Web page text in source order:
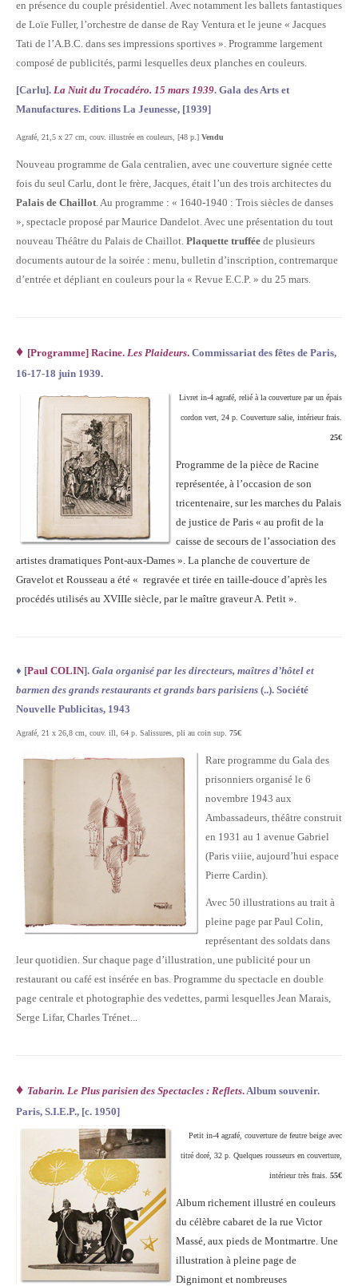
en présence du couple présidentiel. Avec notamment les ballets fantastiques
de Loïe Fuller, l’orchestre de danse de Ray Ventura et le jeune « Jacques
Tati de l’A.B.C. dans ses impressions sportives ». Programme largement
composé de publicités, parmi lesquelles deux planches en couleurs.
[Carlu]. La Nuit du Trocadéro. 15 mars 1939. Gala des Arts et
Manufactures. Editions La Jeunesse, [1939]
Agrafé, 21,5 x 27 cm, couv. illustrée en couleurs, [48 p.] Vendu
Nouveau programme de Gala centralien, avec une couverture signée cette
fois du seul Carlu, dont le frère, Jacques, était l’un des trois architectes du
Palais de Chaillot . Au programme : « 1640-1940 : Trois siècles de danses
», spectacle proposé par Maurice Dandelot. Avec une présentation du tout
nouveau Théâtre du Palais de Chaillot. Plaquette truffée de plusieurs
documents autour de la soirée : menu, bulletin d’inscription, contremarque
d’entrée et dépliant en couleurs pour la « Revue E.C.P. » du 25 mars.
♦ [Programme] Racine. Les Plaideurs. Commissariat des fêtes de Paris,
16-17-18 juin 1939.
Livret in-4 agrafé, relié à la couverture par un épais
cordon vert, 24 p. Couverture salie, intérieur frais.
25€
Programme de la pièce de Racine
représentée, à l’occasion de son
tricentenaire, sur les marches du Palais
de justice de Paris « au profit de la
caisse de secours de l’association des
artistes dramatiques Pont-aux-Dames ». La planche de couverture de
Gravelot et Rousseau a été « regravée et tirée en taille-douce d’après les
procédés utilisés au XVIIIe siècle, par le maître graveur A. Petit ».
♦ [Paul COLIN]. Gala organisé par les directeurs, maîtres d’hôtel et
barmen des grands restaurants et grands bars parisiens (..). Société
Nouvelle Publicitas, 1943
Agrafé, 21 x 26,8 cm, couv. ill, 64 p. Salissures, pli au coin sup. 75€
Rare programme du Gala des
prisonniers organisé le 6
novembre 1943 aux
Ambassadeurs, théâtre construit
en 1931 au 1 avenue Gabriel
(Paris viiie, aujourd’hui espace
Pierre Cardin).
Avec 50 illustrations au trait à
pleine page par Paul Colin,
représentant des soldats dans
leur quotidien. Sur chaque page d’illustration, une publicité pour un
restaurant ou café est insérée en bas. Programme du spectacle en double
page centrale et photographie des vedettes, parmi lesquelles Jean Marais,
Serge Lifar, Charles Trénet...
♦ Tabarin. Le Plus parisien des Spectacles : Reflets. Album souvenir.
Paris, S.I.E.P., [c. 1950]
Petit in-4 agrafé, couverture de feutre beige avec
titré doré, 32 p. Quelques rousseurs en couverture,
intérieur très frais. 55€
Album richement illustré en couleurs
du célèbre cabaret de la rue Victor
Massé, aux pieds de Montmartre. Une
illustration à pleine page de
Dignimont et nombreuses